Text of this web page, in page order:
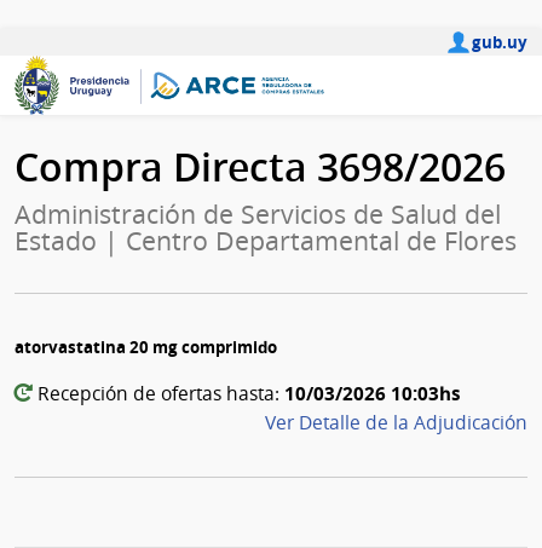
gub.uy
Compra Directa 3698/2026
Administración de Servicios de Salud del
Estado | Centro Departamental de Flores
atorvastatina 20 mg comprimido
Recepción de ofertas hasta: 10/03/2026 10:03hs
Ver Detalle de la Adjudicación